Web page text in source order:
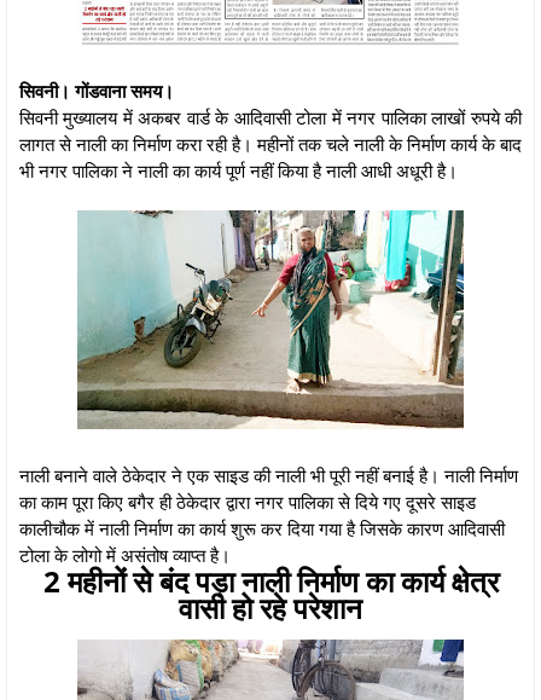
सिवनी। गोंडवाना समय।
सिवनी मुख्यालय में अकबर वार्ड के आदिवासी टोला में नगर पालिका लाखों रुपये की
लागत से नाली का निर्माण करा रही है। महीनों तक चले नाली के निर्माण कार्य के बाद
भी नगर पालिका ने नाली का कार्य पूर्ण नहीं किया है नाली आधी अधूरी है।
नाली बनाने वाले ठेकेदार ने एक साइड की नाली भी पूरी नहीं बनाई है। नाली निर्माण
का काम पूरा किए बगैर ही ठेकेदार द्वारा नगर पालिका से दिये गए दूसरे साइड
कालीचौक में नाली निर्माण का कार्य शुरू कर दिया गया है जिसके कारण आदिवासी
टोला के लोगो में असंतोष व्याप्त है।
2 महीनों से बंद पड़ा नाली निर्माण का कार्य क्षेत्र
वासी हो रहे परेशान